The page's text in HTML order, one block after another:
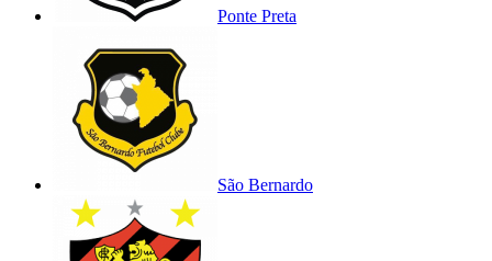
Ponte Preta
São Bernardo